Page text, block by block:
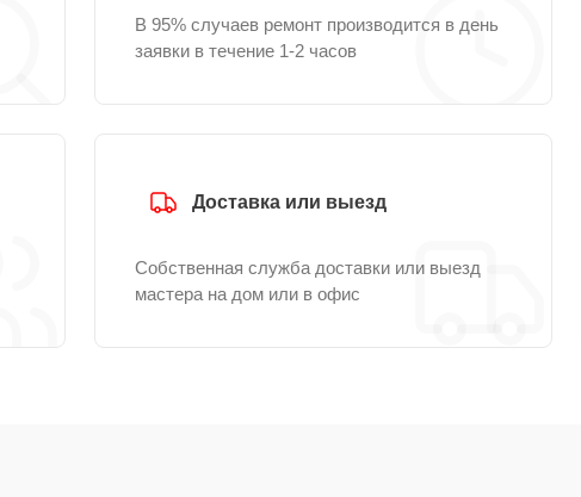
В 95% случаев ремонт производится в день
заявки в течение 1-2 часов
Доставка или выезд
Собственная служба доставки или выезд
мастера на дом или в офис